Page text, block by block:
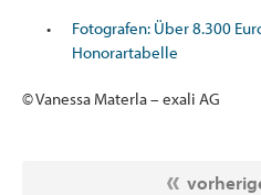
Fotografen: Über 8.300
Honorartabelle
© Vanessa Materla – exali AG